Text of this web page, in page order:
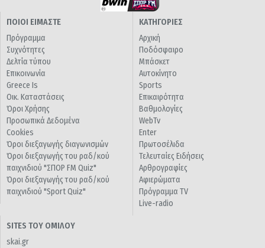
ΠΟΙΟΙ ΕΙΜΑΣΤΕ
Πρόγραμμα
Συχνότητες
Δελτία τύπου
Επικοινωνία
Greece Is
Οικ. Καταστάσεις
Όροι Χρήσης
Προσωπικά Δεδομένα
Cookies
Όροι διεξαγωγής διαγωνισμών
Όροι διεξαγωγής του ραδ/κού
παιχνιδιού "ΣΠΟΡ FM Quiz"
Όροι διεξαγωγής του ραδ/κού
παιχνιδιού "Sport Quiz"
ΚΑΤΗΓΟΡΙΕΣ
Αρχική
Ποδόσφαιρο
Μπάσκετ
Αυτοκίνητο
Sports
Επικαιρότητα
Βαθμολογίες
WebTv
Enter
Πρωτοσέλιδα
Τελευταίες Ειδήσεις
Αρθρογραφίες
Αφιερώματα
Πρόγραμμα TV
Live-radio
SITES ΤΟΥ ΟΜΙΛΟΥ
skai.gr